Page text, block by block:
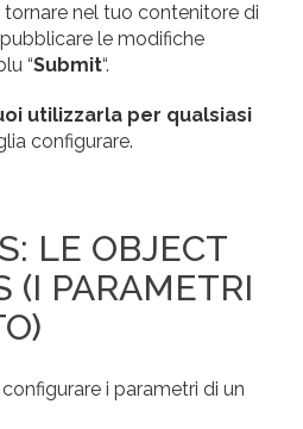
nel tuo contenitore di
le modifiche
“Submit“.
utilizzarla per qualsiasi
configurare.
LE OBJECT
(I PARAMETRI
i parametri di un